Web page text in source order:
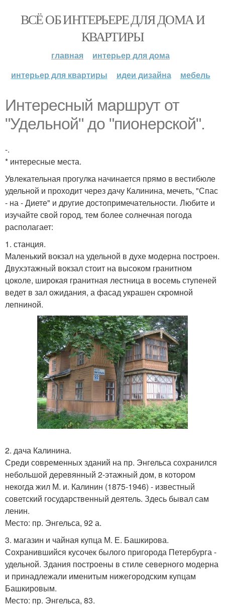
ВСЁ ОБ ИНТЕРЬЕРЕ ДЛЯ ДОМА И
КВАРТИРЫ
главная
интерьер для дома
интерьер для квартиры
идеи дизайна мебель
Интересный маршрут от
"Удельной" до "пионерской".
-.
* интересные места.
Увлекательная прогулка начинается прямо в вестибюле
удельной и проходит через дачу Калинина, мечеть, "Спас
- на - Диете" и другие достопримечательности. Любите и
изучайте свой город, тем более солнечная погода
располагает:
1. станция.
Маленький вокзал на удельной в духе модерна построен.
Двухэтажный вокзал стоит на высоком гранитном
цоколе, широкая гранитная лестница в восемь ступеней
ведет в зал ожидания, а фасад украшен скромной
лепниной.
2. дача Калинина.
Среди современных зданий на пр. Энгельса сохранился
небольшой деревянный 2-этажный дом, в котором
некогда жил М. и. Калинин (1875-1946) - известный
советский государственный деятель. Здесь бывал сам
ленин.
Место: пр. Энгельса, 92 а.
3. магазин и чайная купца М. Е. Башкирова.
Сохранившийся кусочек былого пригорода Петербурга -
удельной. Здания построены в стиле северного модерна
и принадлежали именитым нижегородским купцам
Башкировым.
Место: пр. Энгельса, 83.